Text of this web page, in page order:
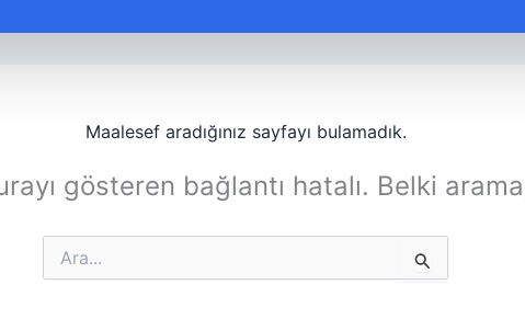
Maalesef aradığınız sayfayı bulamadık.
gösteren bağlantı hatalı. Belki
Search
for: